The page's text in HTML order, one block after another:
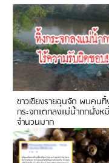
ชาวเชียงรายฉุนจัด พบคนทิ้
กระจกแตกลงแม่น้ำกกฝั่งห
จำนวนมาก